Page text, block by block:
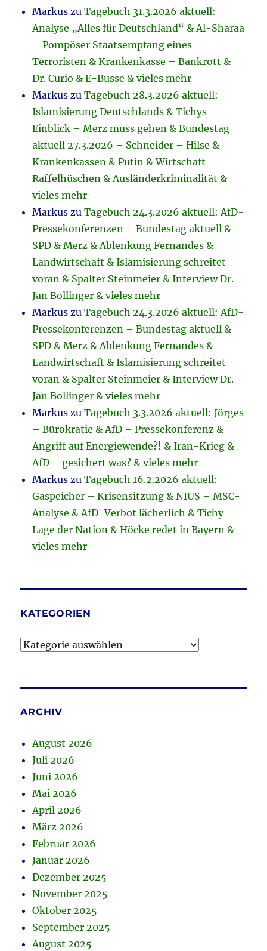
Markus zuTagebuch 31.3.2026 aktuell:
Analyse „Alles für Deutschland“ & Al-Sharaa
– Pompöser Staatsempfang eines
Terroristen & Krankenkasse – Bankrott &
Dr. Curio & E-Busse & vieles mehr
Markus zuTagebuch 28.3.2026 aktuell:
Islamisierung Deutschlands & Tichys
Einblick – Merz muss gehen & Bundestag
aktuell 27.3.2026 – Schneider – Hilse &
Krankenkassen & Putin & Wirtschaft
Raffelhüschen & Ausländerkriminalität &
vieles mehr
Markus zuTagebuch 24.3.2026 aktuell: AfD-
Pressekonferenzen – Bundestag aktuell &
SPD & Merz & Ablenkung Fernandes &
Landwirtschaft & Islamisierung schreitet
voran & Spalter Steinmeier & Interview Dr.
Jan Bollinger & vieles mehr
Markus zuTagebuch 24.3.2026 aktuell: AfD-
Pressekonferenzen – Bundestag aktuell &
SPD & Merz & Ablenkung Fernandes &
Landwirtschaft & Islamisierung schreitet
voran & Spalter Steinmeier & Interview Dr.
Jan Bollinger & vieles mehr
Markus zuTagebuch 3.3.2026 aktuell: Jörges
– Bürokratie & AfD – Pressekonferenz &
Angriff auf Energiewende?! & Iran-Krieg &
AfD – gesichert was? & vieles mehr
Markus zuTagebuch 16.2.2026 aktuell:
Gaspeicher – Krisensitzung & NIUS – MSC-
Analyse & AfD-Verbot lächerlich & Tichy –
Lage der Nation & Höcke redet in Bayern &
vieles mehr
KATEGORIEN
Kategorien
ARCHIV
August 2026
Juli 2026
Juni 2026
Mai 2026
April 2026
März 2026
Februar 2026
Januar 2026
Dezember 2025
November 2025
Oktober 2025
September 2025
August 2025